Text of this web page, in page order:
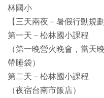
林國小
【三天兩夜－暑假行動規劃
第一天－松林國小課程
（第一晚營火晚會，當天
帶睡袋）
第二天－松林國小課程
（夜宿台南市飯店）